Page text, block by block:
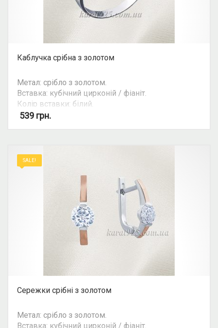
Каблучка срібна з золотом
Метал: срібло з золотом.
Вставка: кубічний цирконій / фіаніт.
Колір вставки: білий.
Вид: з 1 камінням.
539 грн.
SALE!
Сережки срібні з золотом
Метал: срібло з золотом.
Вставка: кубічний цирконій / фіаніт.